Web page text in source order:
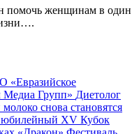
помочь женщинам в один
«Евразийское
Медиа Групп» Диетолог
снова становятся
юбилейный XV Кубок